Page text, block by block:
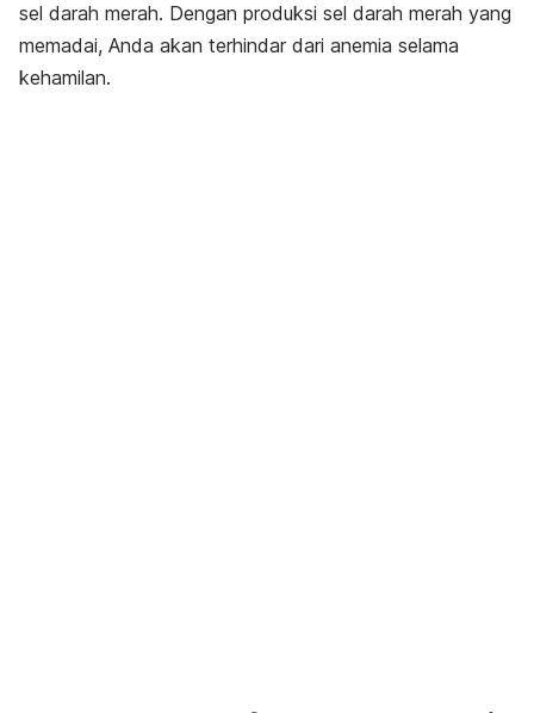
sel darah merah. Dengan produksi sel darah merah yang
memadai, Anda akan terhindar dari anemia selama
kehamilan.